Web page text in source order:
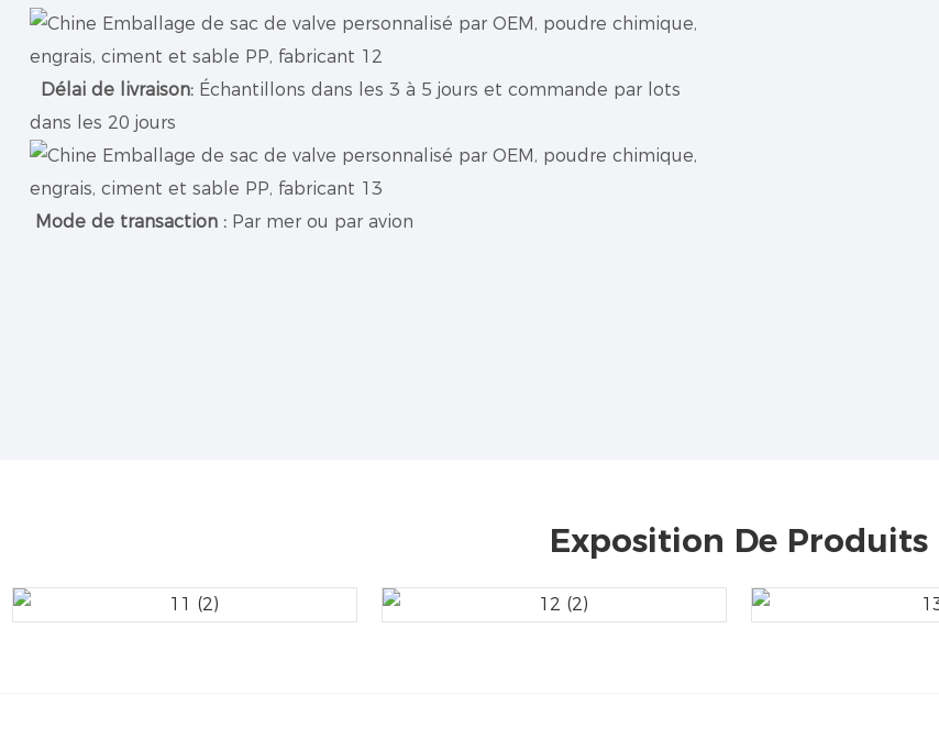
Délai de livraison: Échantillons dans les 3 à 5 jours et commande par lots
dans les 20 jours
Mode de transaction : Par mer ou par avion
Exposition De Produits